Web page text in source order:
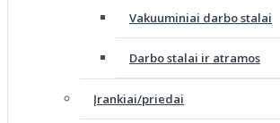
Vakuuminiai darbo stalai
Darbo stalai ir atramos
Įrankiai/priedai